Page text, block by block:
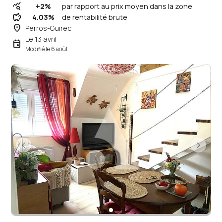
query_stats +2% par rapport au prix moyen dans la zone
savings 4.03% de rentabilité brute
place Perros-Guirec
event Le 13 avril
Modifié le 6 août